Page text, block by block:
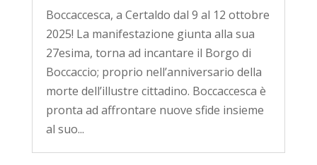
Boccaccesca, a Certaldo dal 9 al 12 ottobre
2025! La manifestazione giunta alla sua
27esima, torna ad incantare il Borgo di
Boccaccio; proprio nell’anniversario della
morte dell’illustre cittadino. Boccaccesca è
pronta ad affrontare nuove sfide insieme
al suo...